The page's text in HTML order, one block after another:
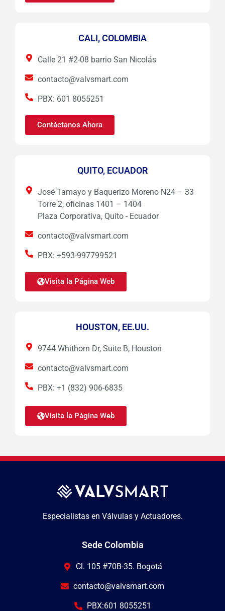
CALI, COLOMBIA
Calle 21 #2-08 barrio San Nicolás
contacto@valvsmart.com
PBX: 601 8055251
Contáctanos Ahora
QUITO, ECUADOR
José Tamayo y Baquerizo Moreno N24 – 33
Torre 2, oficinas 1401 – 1404
Plaza Corporativa, Quito - Ecuador
contacto@valvsmart.com
PBX: +593-997799521
Visita la Página Web
HOUSTON, EE.UU.
9744 Whithorn Dr, Suite B, Houston
contacto@valvsmart.com
PBX: +1 (832) 906-6835
Visita la Página Web
Especialistas en Válvulas y Actuadores.
Sede Colombia
Cl. 105 #70B-35. Bogotá
contacto@valvsmart.com
PBX:601 8055251